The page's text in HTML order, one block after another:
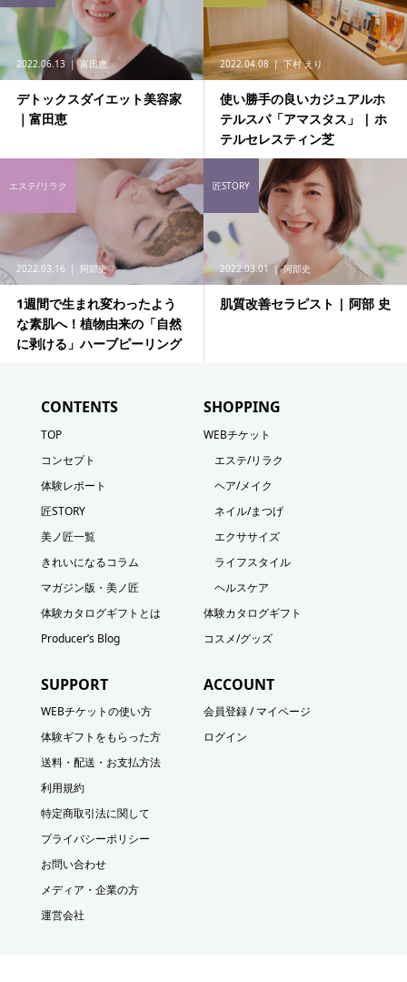
2022.06.13 富田恵
デトックスダイエット美容家
｜富田恵
2022.04.08 下村 えり
使い勝手の良いカジュアルホ
テルスパ「アマスタス」 | ホ
テルセレスティン芝
2022.03.16 阿部史
1週間で生まれ変わったよう
な素肌へ！植物由来の「自然
に剥ける」ハーブピーリング
エステ/リラク
2022.03.01 阿部史
肌質改善セラピスト | 阿部 史
匠STORY
CONTENTS
TOP
コンセプト
体験レポート
匠STORY
美ノ匠一覧
きれいになるコラム
マガジン版・美ノ匠
体験カタログギフトとは
Producer’s Blog
SHOPPING
WEBチケット
エステ/リラク
ヘア/メイク
ネイル/まつげ
エクササイズ
ライフスタイル
ヘルスケア
体験カタログギフト
コスメ/グッズ
SUPPORT
WEBチケットの使い方
体験ギフトをもらった方
送料・配送・お支払方法
利用規約
特定商取引法に関して
プライバシーポリシー
お問い合わせ
メディア・企業の方
運営会社
ACCOUNT
会員登録 / マイページ
ログイン